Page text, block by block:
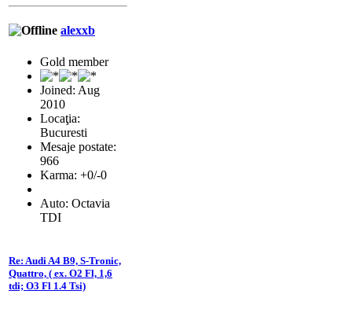
alexxb
Gold member
Joined: Aug
2010
Locaţia:
Bucuresti
Mesaje postate:
966
Karma: +0/-0
Auto: Octavia
TDI
Re: Audi A4 B9, S-Tronic,
Quattro, ( ex. O2 Fl, 1,6
tdi; O3 Fl 1.4 Tsi)